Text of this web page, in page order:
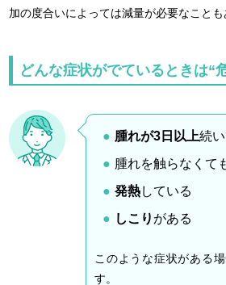
加の度合いによっては減量が必要なことも
どんな症状がでているときは“
腫れが3日以上続
腫れを触らなくて
発熱している
しこり がある
このような症状がある
す。